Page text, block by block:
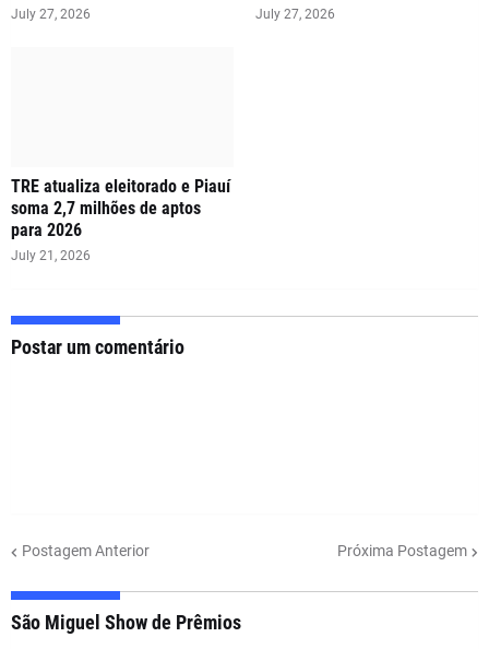
July 27, 2026 July 27, 2026
TRE atualiza eleitorado e Piauí
soma 2,7 milhões de aptos
para 2026
July 21, 2026
Postar um comentário
Postagem Anterior Próxima Postagem
São Miguel Show de Prêmios